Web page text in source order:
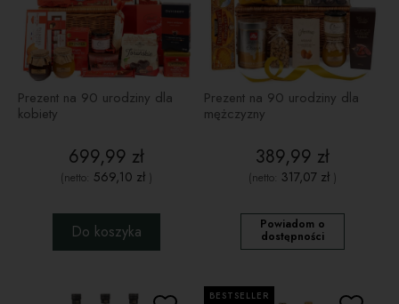
Prezent na 90 urodziny dla
kobiety
699,99 zł
(netto: 569,10 zł )
Do koszyka
Prezent na 90 urodziny dla
mężczyzny
389,99 zł
(netto: 317,07 zł )
Powiadom o
dostępności
BESTSELLER